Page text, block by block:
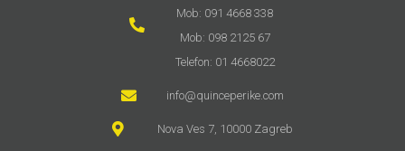
Mob: 091 4668 338
Mob: 098 2125 67
Telefon: 01 4668022
info@quinceperike.com
Nova Ves 7, 10000 Zagreb